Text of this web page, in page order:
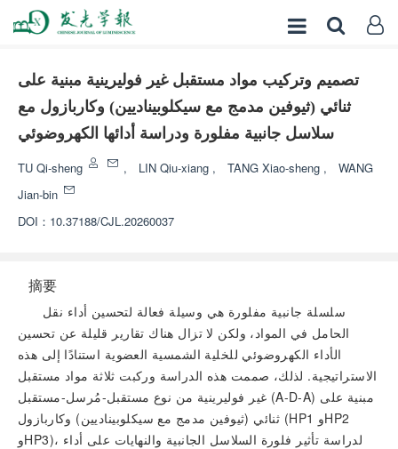
تصميم وتركيب مواد مستقبل غير فوليرينية مبنية على
ثنائي (ثيوفين مدمج مع سيكلوبيناديين) وكاربازول مع
سلاسل جانبية مفلورة ودراسة أدائها الكهروضوئي
TU Qi-sheng , LIN Qiu-xiang , TANG Xiao-sheng ,
WANG
Jian-bin
DOI： 10.37188/CJL.20260037
摘要
سلسلة جانبية مفلورة هي وسيلة فعالة لتحسين أداء نقل
الحامل في المواد، ولكن لا تزال هناك تقارير قليلة عن تحسين
الأداء الكهروضوئي للخلية الشمسية العضوية استنادًا إلى هذه
الاستراتيجية. لذلك، صممت هذه الدراسة وركبت ثلاثة مواد مستقبل
غير فوليرينية من نوع مستقبل-مُرسل-مستقبل (A-D-A) مبنية على
ثنائي (ثيوفين مدمج مع سيكلوبيناديين) وكاربازول (HP1 وHP2
وHP3)، لدراسة تأثير فلورة السلاسل الجانبية والنهايات على أداء